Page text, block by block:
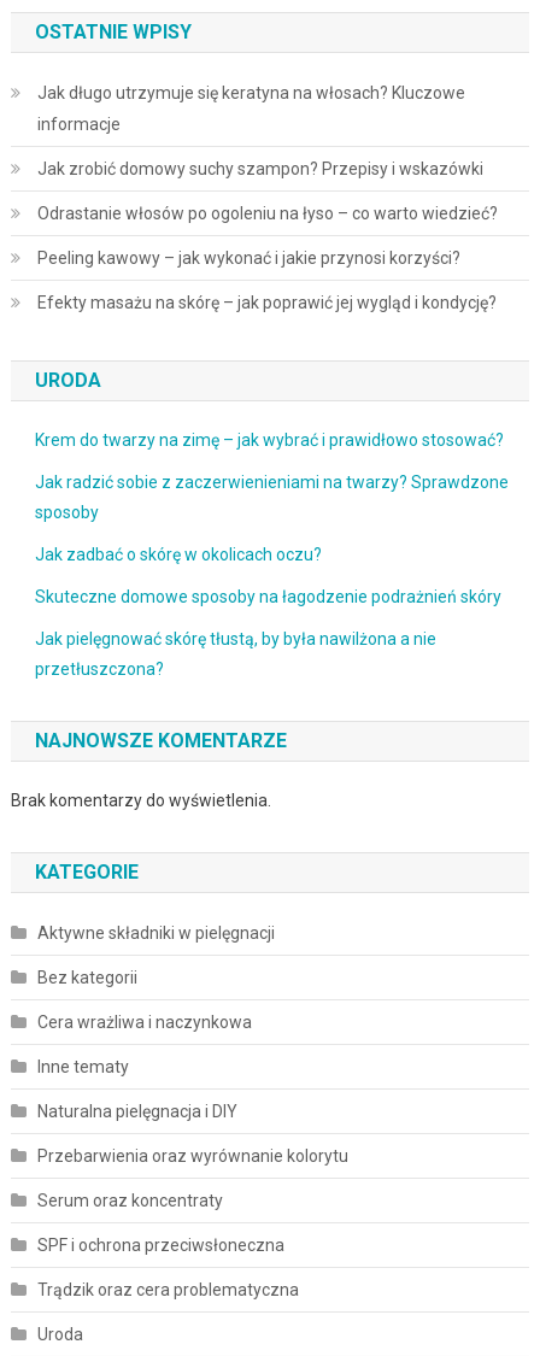
OSTATNIE WPISY
Jak długo utrzymuje się keratyna na włosach? Kluczowe
informacje
Jak zrobić domowy suchy szampon? Przepisy i wskazówki
Odrastanie włosów po ogoleniu na łyso – co warto wiedzieć?
Peeling kawowy – jak wykonać i jakie przynosi korzyści?
Efekty masażu na skórę – jak poprawić jej wygląd i kondycję?
URODA
Krem do twarzy na zimę – jak wybrać i prawidłowo stosować?
Jak radzić sobie z zaczerwienieniami na twarzy? Sprawdzone
sposoby
Jak zadbać o skórę w okolicach oczu?
Skuteczne domowe sposoby na łagodzenie podrażnień skóry
Jak pielęgnować skórę tłustą, by była nawilżona a nie
przetłuszczona?
NAJNOWSZE KOMENTARZE
Brak komentarzy do wyświetlenia.
KATEGORIE
Aktywne składniki w pielęgnacji
Bez kategorii
Cera wrażliwa i naczynkowa
Inne tematy
Naturalna pielęgnacja i DIY
Przebarwienia oraz wyrównanie kolorytu
Serum oraz koncentraty
SPF i ochrona przeciwsłoneczna
Trądzik oraz cera problematyczna
Uroda